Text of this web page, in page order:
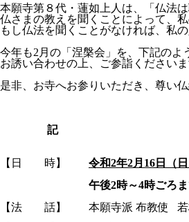
本願寺第８代・蓮如上人は、「仏法
仏さまの教えを聞くことによって、
もし仏法を聞くことがなければ、私
今年も2 月の「涅槃会」を、下記のよ
お誘い合わせの上、ご参詣ください
是非、お寺へお参りいただき、尊い
記
【日 時】 令和2年2月16日（日
午後2時～4時ごろ
【法 話】 本願寺派 布教使